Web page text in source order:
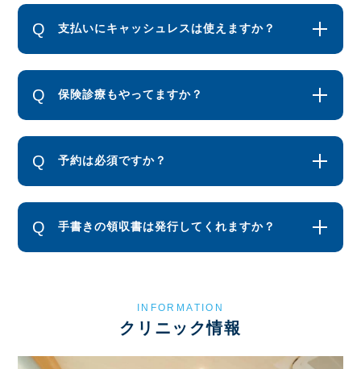
支払いにキャッシュレスは使えますか？
保険診療もやってますか？
予約は必須ですか？
手書きの領収書は発行してくれますか？
INFORMATION
クリニック情報